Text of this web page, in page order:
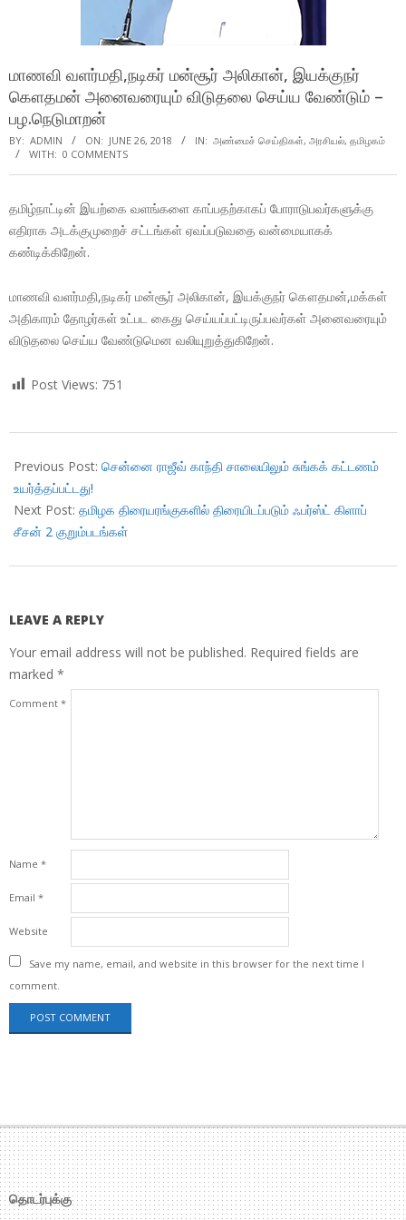
மாணவி வளர்மதி,நடிகர் மன்சூர் அலிகான், இயக்குநர்
கௌதமன் அனைவரையும் விடுதலை செய்ய வேண்டும் –
பழ.நெடுமாறன்
BY: ADMIN ON: JUNE 26, 2018 IN: அண்மைச் செய்திகள், அரசியல், தமிழகம்
WITH: 0 COMMENTS
தமிழ்நாட்டின் இயற்கை வளங்களை காப்பதற்காகப் போராடுபவர்களுக்கு
எதிராக அடக்குமுறைச் சட்டங்கள் ஏவப்படுவதை வன்மையாகக்
கண்டிக்கிறேன்.
மாணவி வளர்மதி,நடிகர் மன்சூர் அலிகான், இயக்குநர் கௌதமன்,மக்கள்
அதிகாரம் தோழர்கள் உட்பட கைது செய்யப்பட்டிருப்பவர்கள் அனைவரையும்
விடுதலை செய்ய வேண்டுமென வலியுறுத்துகிறேன்.
Post Views: 751
06-
26
Previous Post: சென்னை ராஜீவ் காந்தி சாலையிலும் சுங்கக் கட்டணம்
உயர்த்தப்பட்டது!
Next Post: தமிழக திரையரங்குகளில் திரையிடப்படும் ஃபர்ஸ்ட் கிளாப்
சீசன் 2 குறும்படங்கள்
LEAVE A REPLY
Your email address will not be published. Required fields are
marked *
Comment *
Name *
Email *
Website
Save my name, email, and website in this browser for the next time I
comment.
தொடர்புக்கு